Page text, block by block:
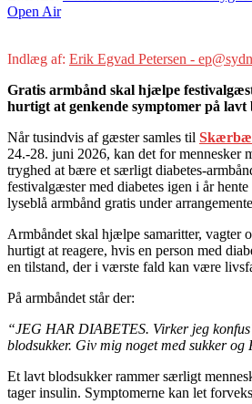
Open Air
Indlæg af: Erik Egvad Petersen -
Gratis armbånd skal hjælpe
hurtigt at genkende symptomer på lavt
Når tusindvis af gæster samles til
24.-28. juni 2026, kan det for mennesker
tryghed at bære et særligt diabetes-
festivalgæster med diabetes igen i år
lyseblå armbånd gratis under
Armbåndet skal hjælpe samaritter, vagter
hurtigt at reagere, hvis en person med
en tilstand, der i værste fald kan være
På armbåndet står der:
“JEG HAR DIABETES. Virker jeg
blodsukker. Giv mig noget med sukker og
Et lavt blodsukker rammer særligt
tager insulin. Symptomerne kan let